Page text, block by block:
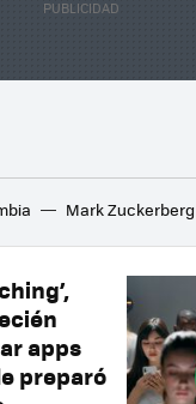
Mark Zuckerberg
apps
preparó